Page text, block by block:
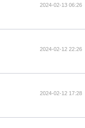
2024-02-13 06:26
2024-02-12 22:26
2024-02-12 17:28